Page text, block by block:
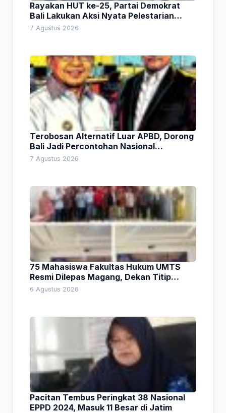
Rayakan HUT ke-25, Partai Demokrat
Bali Lakukan Aksi Nyata Pelestarian
Lingkungan
7 Agustus 2026
Terobosan Alternatif Luar APBD, Dorong
Bali Jadi Percontohan Nasional
Pembiayaan Daerah
7 Agustus 2026
75 Mahasiswa Fakultas Hukum UMTS
Resmi Dilepas Magang, Dekan Titip
Empat Pesan Penting
6 Agustus 2026
Pacitan Tembus Peringkat 38 Nasional
EPPD 2024, Masuk 11 Besar di Jatim